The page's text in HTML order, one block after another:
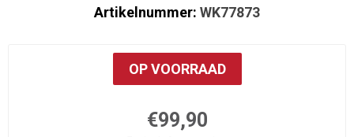
Artikelnummer: WK77873
OP VOORRAAD
€99,90